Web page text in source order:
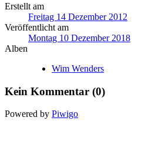
Erstellt am
Freitag 14 Dezember 2012
Veröffentlicht am
Montag 10 Dezember 2018
Alben
Wim Wenders
Kein Kommentar (0)
Powered by Piwigo